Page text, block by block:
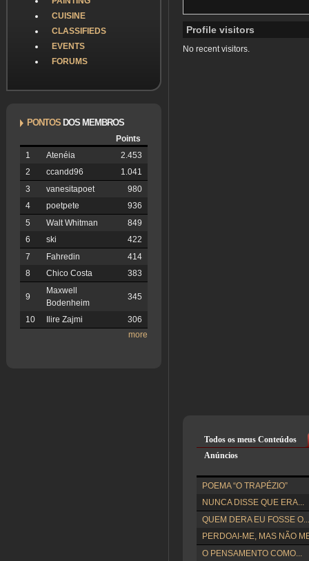
CUISINE
CLASSIFIEDS
EVENTS
FORUMS
PONTOS DOS MEMBROS
Points
1
Atenéia
2.453
2
ccandd96
1.041
3
vanesitapoet
980
4
poetpete
936
5
Walt Whitman
849
6
ski
422
7
Fahredin
414
8
Chico Costa 383
9
Maxwell
Bodenheim
345
10 Ilire Zajmi
306
more
Profile visitors
No recent visitors.
Todos os meus Conteúdos
Anúncios
POEMA “O TRAPÉZIO”
NUNCA DISSE QUE ERA...
QUEM DERA EU FOSSE O...
PERDOAI-ME, MAS NÃO
O PENSAMENTO COMO...